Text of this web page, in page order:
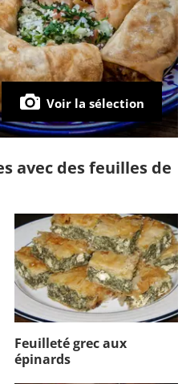
Voir la sélection
avec des feuilles de
Feuilleté grec aux
épinards